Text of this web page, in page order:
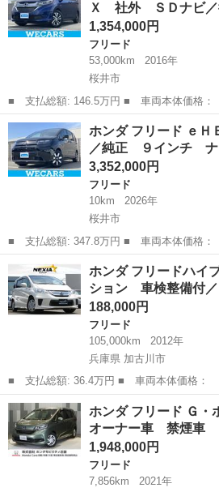
ール レ...
Ｘ 社外 ＳＤナビ／
1,354,000円
フリード
53,000km
2016年
桜井市
■ 支払総額: 146.5万円 ■ 車両本体価格： 1,354,000 円 ■ メーカ
ー名： ホンダ ■ 車種名： フリードハイ
名： ハイブリッドＥＸ 社外 ＳＤナビ／
スライドド...
奈良 桜井市 フリード
ホンダ フリード ｅ
／純正 ９インチ ナ
3,352,000円
フリード
10km
2026年
桜井市
■ 支払総額: 347.8万円 ■ 車両本体価格： 3,352,000 円 ■ メーカ
ー名： ホンダ ■ 車種名： フリード ■
エアーＥＸ 保証書／純正 ９インチ ナビ
側電動ス...
桜井市 フリード
ホンダ フリードハイ
ション 車検整備付
188,000円
フリード
105,000km
2012年
兵庫県 加古川市
■ 支払総額: 36.4万円 ■ 車両本体価格： 188,000 円 ■ メーカー
名： ホンダ ■ 車種名： フリードハイ
名： ジャストセレクション 車検整備付／
ド／ナビ／ＴＶ／...
兵庫 加古川市 フリード
ホンダ フリード Ｇ
オーナー車 禁煙車
1,948,000円
フリード
7,856km
2021年